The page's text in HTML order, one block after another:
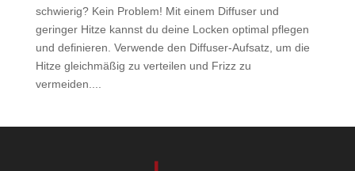
schwierig? Kein Problem! Mit einem Diffuser und
geringer Hitze kannst du deine Locken optimal pflegen
und definieren. Verwende den Diffuser-Aufsatz, um die
Hitze gleichmäßig zu verteilen und Frizz zu
vermeiden....